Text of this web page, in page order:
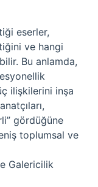
eserler,
ve hangi
Bu anlamda,
ilişkilerini inşa
gördüğüne
toplumsal ve
Galericilik